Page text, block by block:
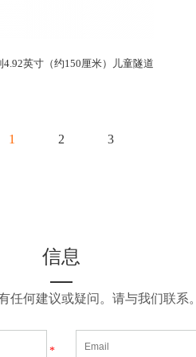
4.92英寸（约150厘米）儿童隧道
1 2 3
信息
任何建议或疑问。请与我们联系。
*